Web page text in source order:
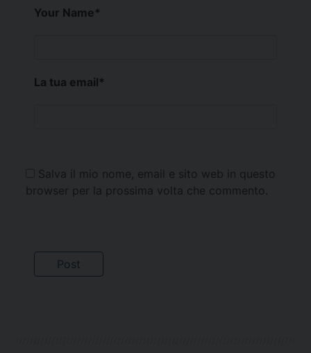
Your Name*
La tua email*
Salva il mio nome, email e sito web in questo
browser per la prossima volta che commento.